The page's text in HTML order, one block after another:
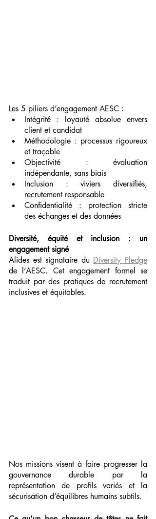
Les 5 piliers d’engagement AESC :
Intégrité : loyauté absolue envers
client et candidat
Méthodologie : processus rigoureux
et traçable
Objectivité : évaluation
indépendante, sans biais
Inclusion : viviers diversifiés,
recrutement responsable
Confidentialité : protection stricte
des échanges et des données
Diversité, équité et inclusion : un
engagement signé
Alides est signataire du Diversity Pledge
de l’AESC. Cet engagement formel se
traduit par des pratiques de recrutement
inclusives et équitables.
Nos missions visent à faire progresser la
gouvernance durable par la
représentation de profils variés et la
sécurisation d’équilibres humains subtils.